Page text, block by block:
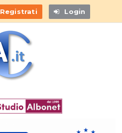
Registrati Login